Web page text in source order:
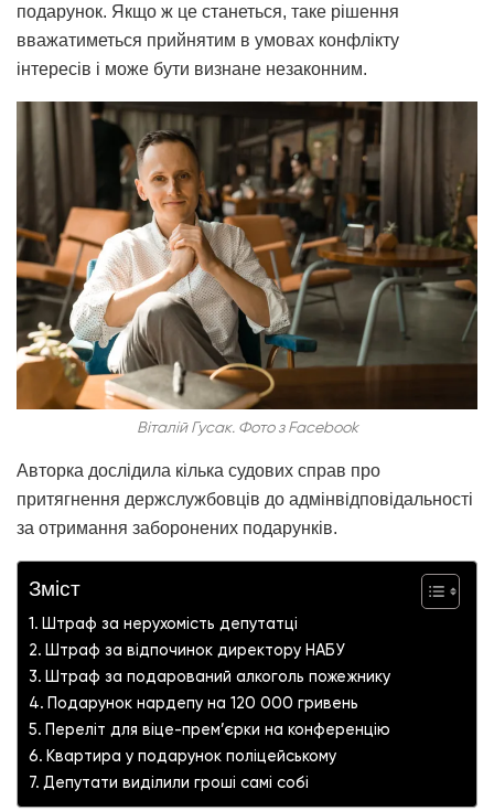
подарунок. Якщо ж це станеться, таке рішення
вважатиметься прийнятим в умовах конфлікту
інтересів і може бути визнане незаконним.
Віталій Гусак. Фото з Facebook
Авторка дослідила кілька судових справ про
притягнення держслужбовців до адмінвідповідальності
за отримання заборонених подарунків.
Зміст
Штраф за нерухомість депутатці
Штраф за відпочинок директору НАБУ
Штраф за подарований алкоголь пожежнику
Подарунок нардепу на 120 000 гривень
Переліт для віце-прем’єрки на конференцію
Квартира у подарунок поліцейському
Депутати виділили гроші самі собі